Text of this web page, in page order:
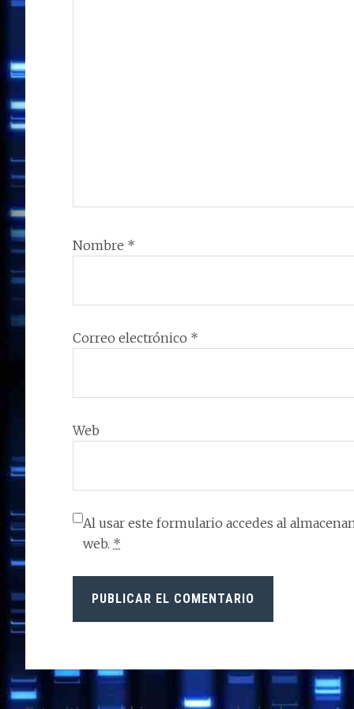
Nombre *
Correo electrónico *
Web
Al usar este formulario accedes al
web. *